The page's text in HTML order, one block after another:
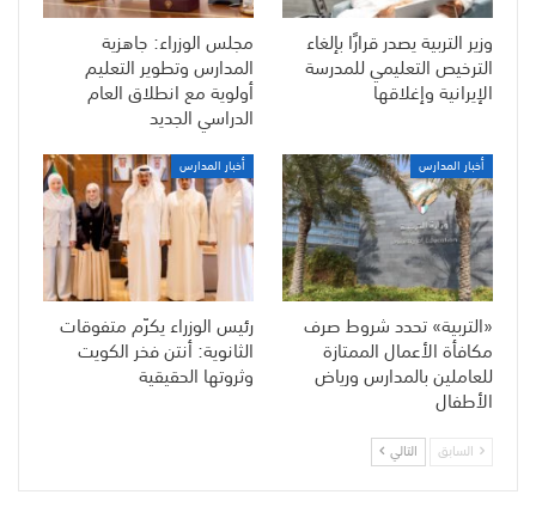
وزير التربية يصدر قرارًا بإلغاء
الترخيص التعليمي للمدرسة
الإيرانية وإغلاقها
مجلس الوزراء: جاهزية
المدارس وتطوير التعليم
أولوية مع انطلاق العام
الدراسي الجديد
أخبار المدارس
«التربية» تحدد شروط صرف
مكافأة الأعمال الممتازة
للعاملين بالمدارس ورياض
الأطفال
أخبار المدارس
رئيس الوزراء يكرّم متفوقات
الثانوية: أنتن فخر الكويت
وثروتها الحقيقية
السابق التالي